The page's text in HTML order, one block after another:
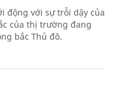
động với sự trỗi dậy của
của thị trường đang
bắc Thủ đô.